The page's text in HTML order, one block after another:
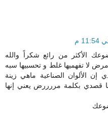
الأكثر من رائع شكراً والله
لا تفهميها غلط و تحسبيها سبه
إن الألوان الصناعية ماهي زينة
قصدي بكلمة مررررض يعني إنها